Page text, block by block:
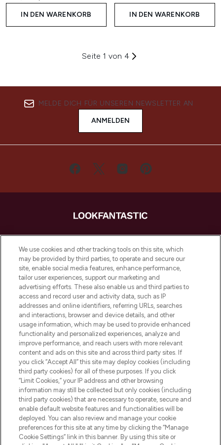
IN DEN WARENKORB IN DEN WARENKORB
Seite 1 von 4
MELDE DICH FÜR UNSEREN NEWSLETTER AN
ANMELDEN
LOOKFANTASTIC ist Europas ultimativer
Beauty-Onlineshop mit den besten
Produkten aus Haut- und Haarpflege
sowie Make-Up von über 200
renommierten Marken. Shoppe online
oder über die App mit kostenloser
Lieferung ab einem Einkaufswert von 30€.
Cookie-Einwilligung
Do Not Sell or Share My Personal
Information
HILFE & INFORMATION
IMPRESSUM
ÜBER LOOKFANTASTIC
We use cookies and other tracking tools on this site, which
may be provided by third parties, to operate and secure our
site, enable social media features, enhance performance,
tailor user experiences, support our marketing and
advertising efforts. These also enable us and third parties to
access and record user and activity data, such as IP
addresses and online identifiers, referring URLs, searches
and interactions, browser and device details, and other
usage information, which may be used to provide enhanced
functionality and personalized experiences, analyze and
improve performance, and reach users with more relevant
content and ads on this site and across third party sites. If
you click “Accept All” this site may deploy cookies (including
third party cookies) for all of these purposes. If you click
“Limit Cookies,” your IP address and other browsing
information may still be collected but only cookies (including
third party cookies) that are necessary to operate, secure and
enable default website features and functionalities will be
deployed. You can also review and manage your cookie
preferences for this site at any time by clicking the “Manage
Cookie Settings” link in this banner. By using this site or